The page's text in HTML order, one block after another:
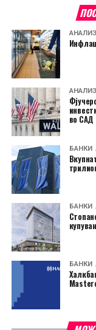
во САД
БАНКИ
БАНКИ
БАНКИ